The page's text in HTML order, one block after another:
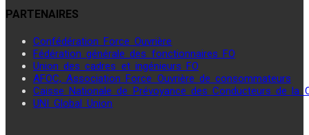
PARTENAIRES
Confédération Force Ouvrière
Fédération générale des fonctionnaires FO
Union des cadres et ingénieurs FO
AFOC, Association Force Ouvrière de consommateurs
Caisse Nationale de Prévoyance des Conducteurs de la
UNI Global Union